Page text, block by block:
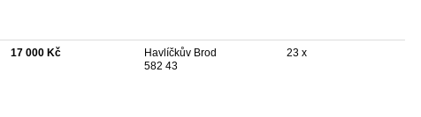
17 000 Kč
Havlíčkův Brod
582 43
23 x